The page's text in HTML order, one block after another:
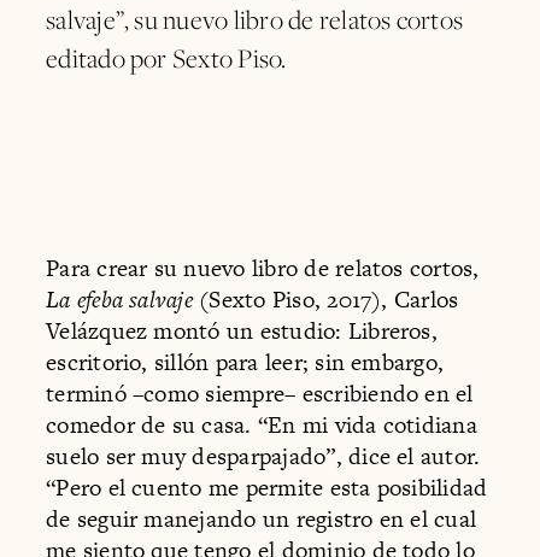
salvaje”, su nuevo libro de relatos cortos
editado por Sexto Piso.
Para crear su nuevo libro de relatos cortos,
La efeba salvaje(Sexto Piso, 2017), Carlos
Velázquez montó un estudio: Libreros,
escritorio, sillón para leer; sin embargo,
terminó –como siempre– escribiendo en el
comedor de su casa. “En mi vida cotidiana
suelo ser muy desparpajado”, dice el autor.
“Pero el cuento me permite esta posibilidad
de seguir manejando un registro en el cual
me siento que tengo el dominio de todo lo